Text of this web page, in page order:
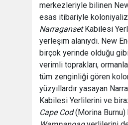
merkezleriyle bilinen
esas itibariyle
NarragansetKabilesi
yerleşim alanıydı. New
birçok yerinde olduğu
verimli toprakları,
tüm zenginliği gören
yüzyıllardır yasayan
Kabilesi Yerlilerini ve
Cape Cod(Morina